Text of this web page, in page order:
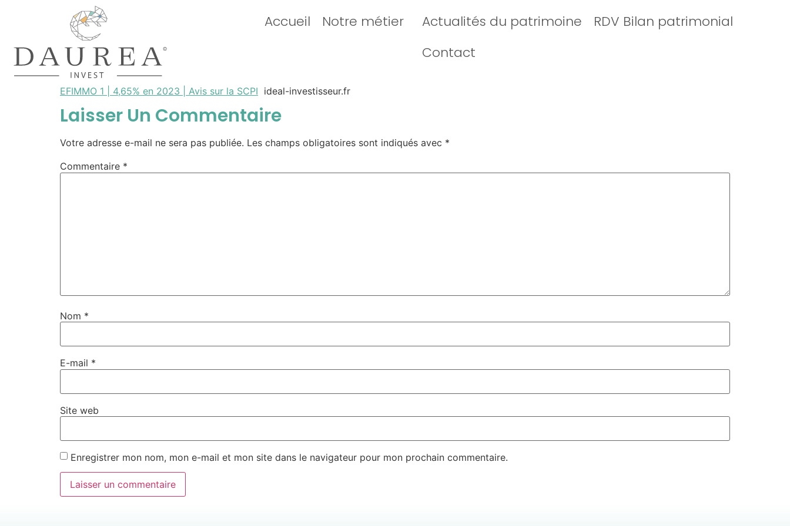
Accueil Notre métier Actualités du patrimoine
RDV Bilan patrimonial
Contact
EFIMMO 1 | 4,65% en 2023 | Avis sur la SCPI ideal-investisseur.fr
Laisser Un Commentaire
Votre adresse e-mail ne sera pas publiée. Les champs obligatoires sont indiqués avec *
Commentaire *
Nom *
E-mail *
Site web
Enregistrer mon nom, mon e-mail et mon site dans le navigateur pour mon prochain commentaire.